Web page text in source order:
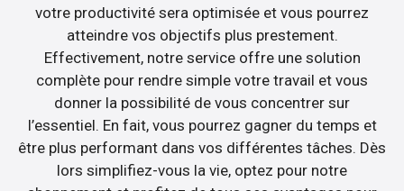
votre productivité sera optimisée et vous pourrez
atteindre vos objectifs plus prestement.
Effectivement, notre service offre une solution
complète pour rendre simple votre travail et vous
donner la possibilité de vous concentrer sur
l’essentiel. En fait, vous pourrez gagner du temps et
être plus performant dans vos différentes tâches. Dès
lors simplifiez-vous la vie, optez pour notre